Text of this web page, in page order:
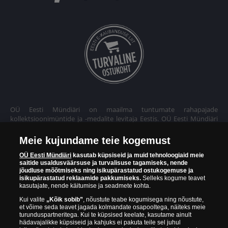
OÜ Eesti Mündiäri on maailma tuntumate rahapajade
kollektsioonimüntide ja -medalite levitaja Eestis. OÜ Eesti Mündiäri
Euroopa ühel suuremal mündilevitajate grupil "Samlerhuset
Group" on allüksused 14 Euroopa riigis. Ettevõtete grupile kuulub
Norra vanim, endine riiklik rahapaja, mis tegutseb alates 1686.
aastast. Norra mündikoda valmistab mõningaid ametlikke Norra ja
teiste riikide münte ning vermib igal aastal ka Nobeli rahupreemia
OÜ Eesti Mündiäri spetsialistid täiendavad pidevalt oma teadmisi,
külastades näitusi ja oksjoneid kogu maailmas. Tänu sellele pakub
Meie kujundame teie kogemust
OÜ Eesti Mündiäri kasutab küpsiseid ja muid tehnoloogiaid meie
saitide usaldusväärsuse ja turvalisuse tagamiseks, nende
jõudluse mõõtmiseks ning isikupärastatud ostukogemuse ja
isikupärastatud reklaamide pakkumiseks. Selleks kogume teavet
kasutajate, nende käitumise ja seadmete kohta.
Kui valite „Kõik sobib”, nõustute teabe kogumisega ning nõustute,
et võime seda teavet jagada kolmandate osapooltega, näiteks meie
turunduspartneritega. Kui te küpsised keelate, kasutame ainult
hädavajalikke küpsiseid ja kahjuks ei pakuta teile sel juhul